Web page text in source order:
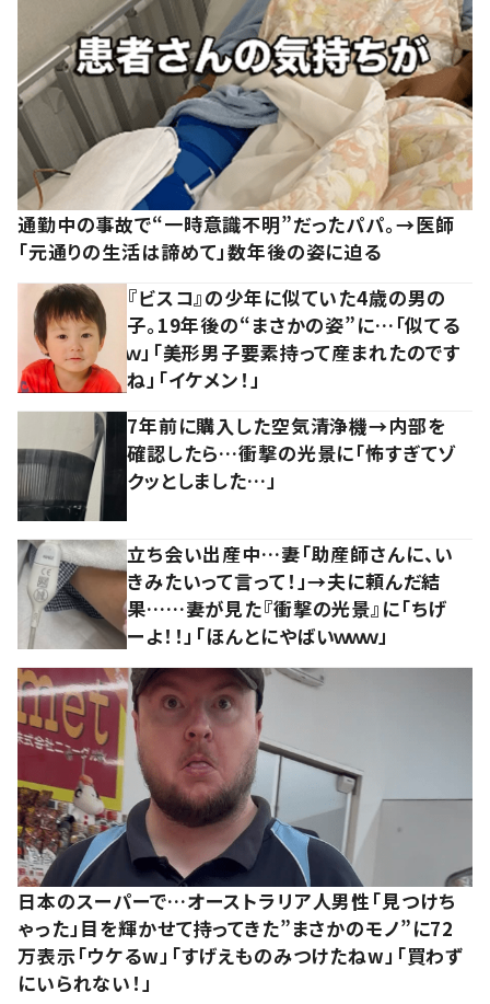
通勤中の事故で“一時意識不明”だったパパ。→医師
「元通りの生活は諦めて」数年後の姿に迫る
『ビスコ』の少年に似ていた4歳の男の
子。19年後の“まさかの姿”に…「似てる
ｗ」「美形男子要素持って産まれたのです
ね」「イケメン！」
7年前に購入した空気清浄機→内部を
確認したら…衝撃の光景に「怖すぎてゾ
クッとしました…」
立ち会い出産中…妻「助産師さんに、い
きみたいって言って！」→夫に頼んだ結
果……妻が見た『衝撃の光景』に「ちげ
ーよ！！」「ほんとにやばいｗｗｗ」
日本のスーパーで…オーストラリア人男性「見つけち
ゃった」目を輝かせて持ってきた”まさかのモノ”に72
万表示「ウケるw」「すげえものみつけたねw」「買わず
にいられない！」